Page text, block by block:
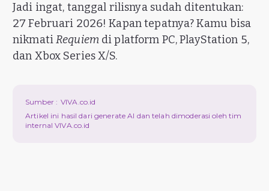
Jadi ingat, tanggal rilisnya sudah ditentukan:
27 Februari 2026! Kapan tepatnya? Kamu bisa
nikmatiRequiemdi platform PC, PlayStation 5,
dan Xbox Series X/S.
Sumber : VIVA.co.id
Artikel ini hasil dari generate AI dan telah dimoderasi oleh tim
internal VIVA.co.id